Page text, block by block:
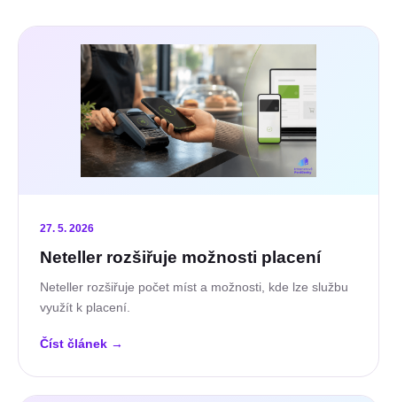
27. 5. 2026
Neteller rozšiřuje možnosti placení
Neteller rozšiřuje počet míst a možnosti, kde lze službu
využít k placení.
Číst článek →